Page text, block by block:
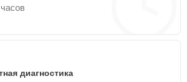
диагностика